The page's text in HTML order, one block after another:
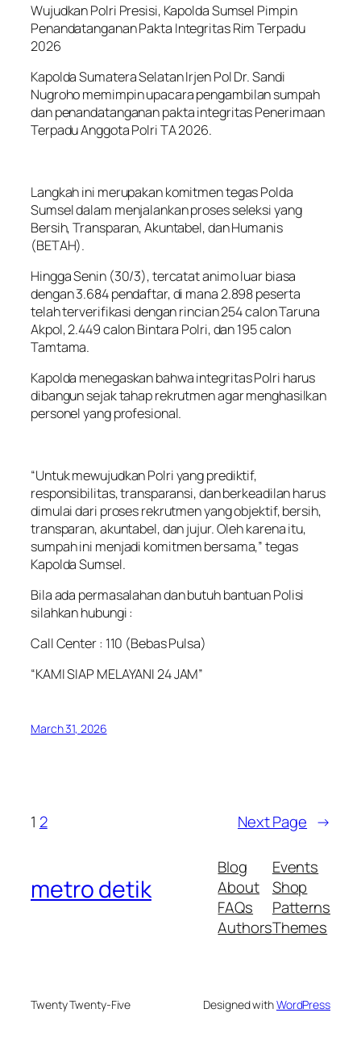
Wujudkan Polri Presisi, Kapolda Sumsel Pimpin
Penandatanganan Pakta Integritas Rim Terpadu
2026
Kapolda Sumatera Selatan Irjen Pol Dr. Sandi
Nugroho memimpin upacara pengambilan sumpah
dan penandatanganan pakta integritas Penerimaan
Terpadu Anggota Polri TA 2026.
Langkah ini merupakan komitmen tegas Polda
Sumsel dalam menjalankan proses seleksi yang
Bersih, Transparan, Akuntabel, dan Humanis
(BETAH).
Hingga Senin (30/3), tercatat animo luar biasa
dengan 3.684 pendaftar, di mana 2.898 peserta
telah terverifikasi dengan rincian 254 calon Taruna
Akpol, 2.449 calon Bintara Polri, dan 195 calon
Tamtama.
Kapolda menegaskan bahwa integritas Polri harus
dibangun sejak tahap rekrutmen agar menghasilkan
personel yang profesional.
“Untuk mewujudkan Polri yang prediktif,
responsibilitas, transparansi, dan berkeadilan harus
dimulai dari proses rekrutmen yang objektif, bersih,
transparan, akuntabel, dan jujur. Oleh karena itu,
sumpah ini menjadi komitmen bersama,” tegas
Kapolda Sumsel.
Bila ada permasalahan dan butuh bantuan Polisi
silahkan hubungi :
Call Center : 110 (Bebas Pulsa)
“KAMI SIAP MELAYANI 24 JAM”
March 31, 2026
1 2 Next Page →
metro detik
Blog
About
FAQs
Authors
Events
Shop
Patterns
Themes
Twenty Twenty-Five Designed withWordPress